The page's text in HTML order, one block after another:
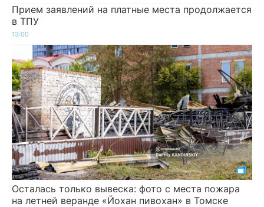
Прием заявлений на платные места продолжается
в ТПУ
13:00
Осталась только вывеска: фото с места пожара
на летней веранде «Йохан пивохан» в Томске